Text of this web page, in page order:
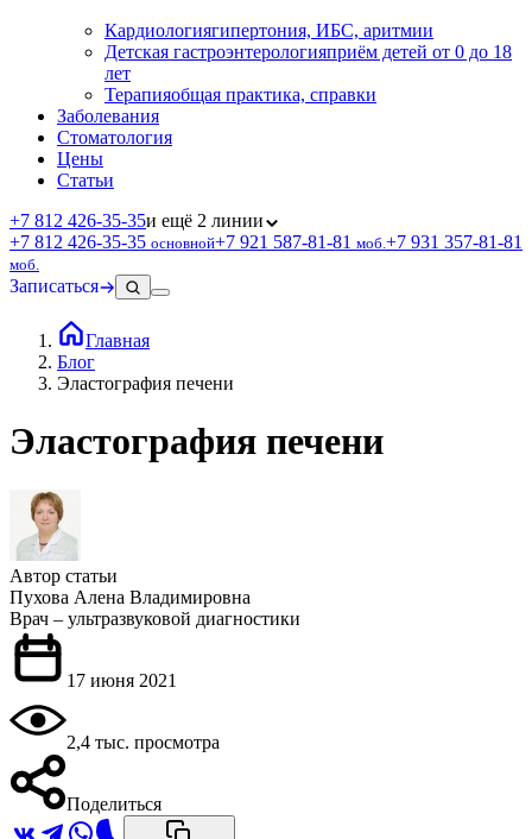
Кардиологиягипертония, ИБС, аритмии
Детская гастроэнтерологияприём детей от 0 до 18
лет
Терапияобщая практика, справки
Заболевания
Стоматология
Цены
Статьи
+7 812 426‑35‑35и ещё 2 линии
+7 812 426‑35‑35 основной+7 921 587‑81‑81 моб. +7 931 357‑81‑81
моб.
Записаться
Главная
Блог
Эластография печени
Эластография печени
Автор статьи
Пухова Алена Владимировна
Врач – ультразвуковой диагностики
17 июня 2021
2,4 тыс. просмотра
Поделиться